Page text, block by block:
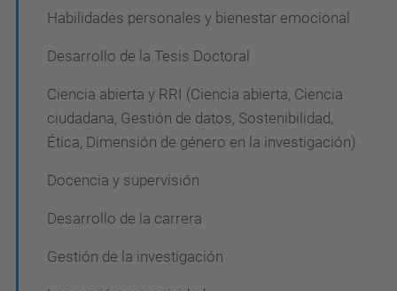
Habilidades personales y bienestar emocional
Desarrollo de la Tesis Doctoral
Ciencia abierta y RRI (Ciencia abierta, Ciencia
ciudadana, Gestión de datos, Sostenibilidad,
Ética, Dimensión de género en la investigación)
Docencia y supervisión
Desarrollo de la carrera
Gestión de la investigación